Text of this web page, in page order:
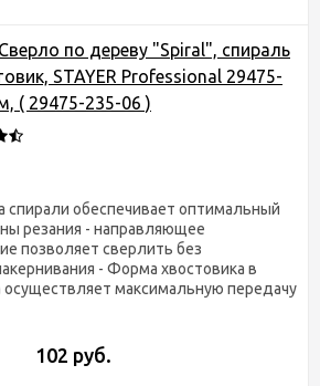
Сверло по дереву "Spiral", спираль
STAYER Professional 29475-
( 29475-235-06 )
спирали обеспечивает оптимальный
резания - направляющее
позволяет сверлить без
- Форма хвостовика в
осуществляет максимальную передачу
102 руб.